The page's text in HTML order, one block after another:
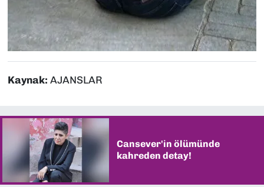
Kaynak: AJANSLAR
Cansever'in ölümünde
kahreden detay!